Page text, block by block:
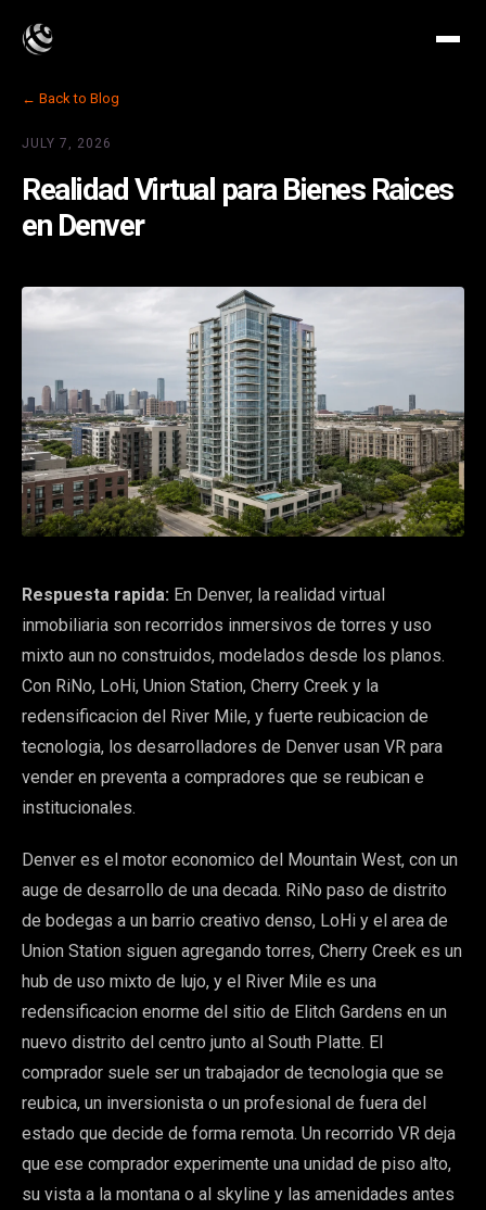
← Back to Blog
JULY 7, 2026
Realidad Virtual para Bienes Raices
en Denver
Respuesta rapida: En Denver, la realidad virtual
inmobiliaria son recorridos inmersivos de torres y uso
mixto aun no construidos, modelados desde los planos.
Con RiNo, LoHi, Union Station, Cherry Creek y la
redensificacion del River Mile, y fuerte reubicacion de
tecnologia, los desarrolladores de Denver usan VR para
vender en preventa a compradores que se reubican e
institucionales.
Denver es el motor economico del Mountain West, con un
auge de desarrollo de una decada. RiNo paso de distrito
de bodegas a un barrio creativo denso, LoHi y el area de
Union Station siguen agregando torres, Cherry Creek es un
hub de uso mixto de lujo, y el River Mile es una
redensificacion enorme del sitio de Elitch Gardens en un
nuevo distrito del centro junto al South Platte. El
comprador suele ser un trabajador de tecnologia que se
reubica, un inversionista o un profesional de fuera del
estado que decide de forma remota. Un recorrido VR deja
que ese comprador experimente una unidad de piso alto,
su vista a la montana o al skyline y las amenidades antes